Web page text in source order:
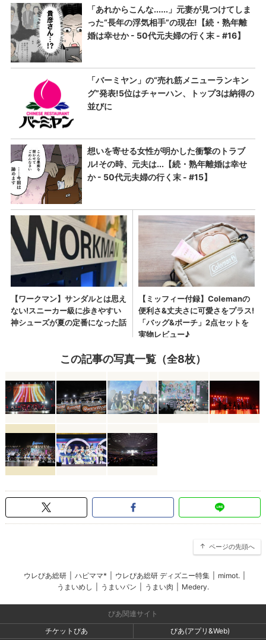
この記事の写真一覧（全8枚）
ページの先頭へ
ウレぴあ総研 ハピママ* ウレぴあ総研 ディズニー特集 mimot.
うまいめし
うまいパン うまい肉 Medery.
ぴあ関連サイト
チケットぴあ
ぴあ(アプリ&Web)